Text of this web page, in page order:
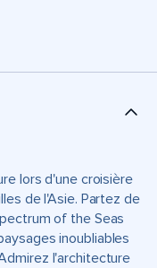
lors d'une croisière
de l'Asie. Partez de
of the Seas
inoubliables
l'architecture